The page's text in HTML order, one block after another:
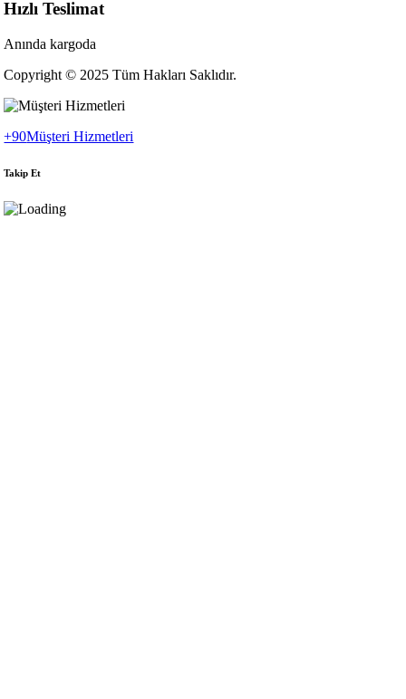
Hızlı Teslimat
Anında kargoda
Copyright © 2025 Tüm Hakları Saklıdır.
+90Müşteri Hizmetleri
Takip Et